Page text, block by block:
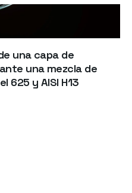
una capa de
una mezcla de
625 y AISI H13